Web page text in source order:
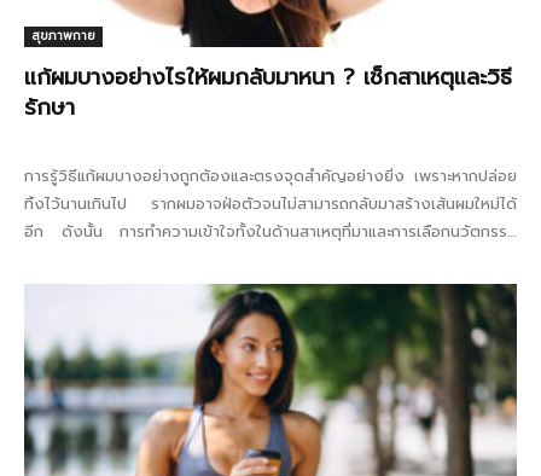
สุขภาพกาย
แก้ผมบางอย่างไรให้ผมกลับมาหนา ? เช็กสาเหตุและวิธี
รักษา
การรู้วิธีแก้ผมบางอย่างถูกต้องและตรงจุดสำคัญอย่างยิ่ง เพราะหากปล่อย
ทิ้งไว้นานเกินไป รากผมอาจฝ่อตัวจนไม่สามารถกลับมาสร้างเส้นผมใหม่ได้
อีก ดังนั้น การทำความเข้าใจทั้งในด้านสาเหตุที่มาและการเลือกนวัตกรรม